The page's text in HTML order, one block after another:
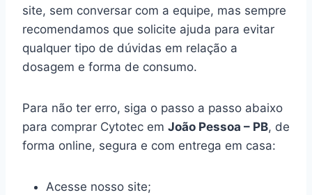
site, sem conversar com a equipe, mas sempre
recomendamos que solicite ajuda para evitar
qualquer tipo de dúvidas em relação a
dosagem e forma de consumo.
Para não ter erro, siga o passo a passo abaixo
para comprar Cytotec em João Pessoa – PB, de
forma online, segura e com entrega em casa:
Acesse nosso site;